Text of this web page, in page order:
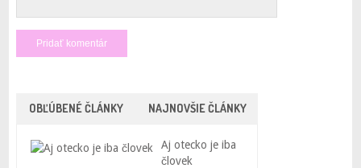
OBĽÚBENÉ ČLÁNKY NAJNOVŠIE ČLÁNKY
Aj otecko je iba
človek